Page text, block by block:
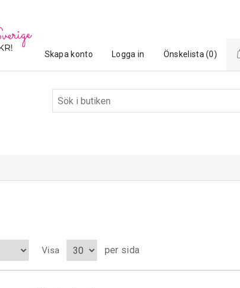
Skapa konto Logga in Önskelista (0)
Visa per sida